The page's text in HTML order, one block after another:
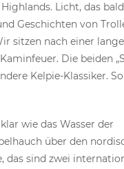
Licht, das
Geschichten von
sitzen nach einer
Die beiden
Kelpie-Klassiker.
wie das Wasser der
über den
das sind zwei